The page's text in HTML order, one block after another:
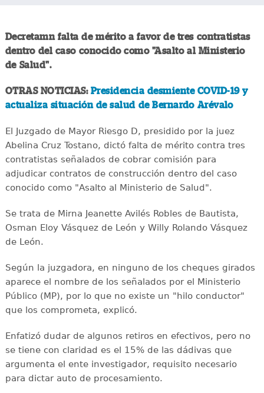
Decretamn falta de mérito a favor de tres contratistas
dentro del caso conocido como "Asalto al Ministerio
de Salud".
OTRAS NOTICIAS: Presidencia desmiente COVID-19 y
actualiza situación de salud de Bernardo Arévalo
El Juzgado de Mayor Riesgo D, presidido por la juez
Abelina Cruz Tostano, dictó falta de mérito contra tres
contratistas señalados de cobrar comisión para
adjudicar contratos de construcción dentro del caso
conocido como "Asalto al Ministerio de Salud".
Se trata de Mirna Jeanette Avilés Robles de Bautista,
Osman Eloy Vásquez de León y Willy Rolando Vásquez
de León.
Según la juzgadora, en ninguno de los cheques girados
aparece el nombre de los señalados por el Ministerio
Público (MP), por lo que no existe un "hilo conductor"
que los comprometa, explicó.
Enfatizó dudar de algunos retiros en efectivos, pero no
se tiene con claridad es el 15% de las dádivas que
argumenta el ente investigador, requisito necesario
para dictar auto de procesamiento.